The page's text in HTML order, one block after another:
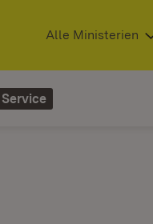
(Öffnet in neuem Fenster)
Alle Ministerien
Service